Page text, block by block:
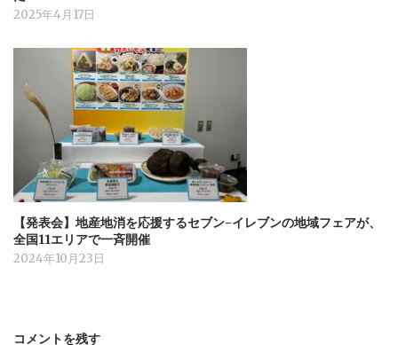
2025年4月17日
【発表会】地産地消を応援するセブン-イレブンの地域フェアが、
全国11エリアで一斉開催
2024年10月23日
コメントを残す